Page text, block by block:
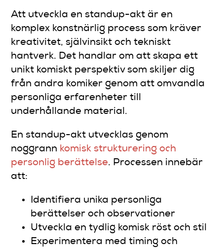
Att utveckla en standup-akt är en
komplex konstnärlig process som kräver
kreativitet, självinsikt och tekniskt
hantverk. Det handlar om att skapa ett
unikt komiskt perspektiv som skiljer dig
från andra komiker genom att omvandla
personliga erfarenheter till
underhållande material.
En standup-akt utvecklas genom
noggrann komisk strukturering och
personlig berättelse. Processen innebär
att:
Identifiera unika personliga
berättelser och observationer
Utveckla en tydlig komisk röst och stil
Experimentera med timing och